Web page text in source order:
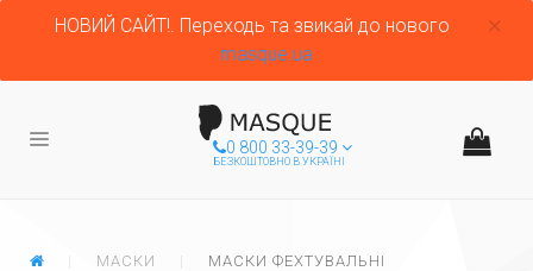
НОВИЙ САЙТ!. Переходь та звикай до нового
masque.ua
0 800 33-39-39
БЕЗКОШТОВНО В УКРАЇНІ
ГЛАВНАЯМАСКИ МАСКИ ФЕХТУВАЛЬНІ